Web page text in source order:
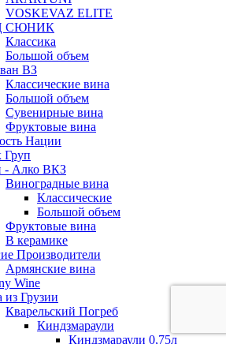
VOSKEVAZ ELITE
СЮНИК
Классика
Большой объем
ВЗ
Классические вина
Большой объем
Сувенирные вина
Фруктовые вина
Нации
Груп
- Алко ВКЗ
Виноградные вина
Классические
Большой объем
Фруктовые вина
В керамике
Производители
Армянские вина
Wine
из Грузии
Кварельский Погреб
Киндзмараули
Киндзмараули 0,75л